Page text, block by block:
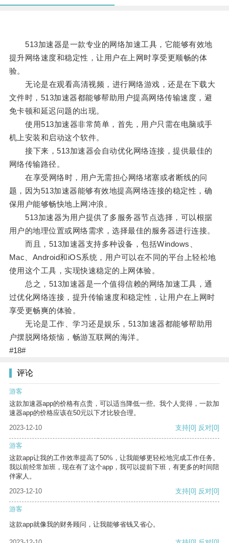
513加速器是一款专业的网络加速工具，它能够有效地
提升网络速度和稳定性，让用户在上网时享受更顺畅的体
验。
无论是在观看高清视频，进行网络游戏，还是在下载大
文件时，513加速器都能够帮助用户提高网络传输速度，避
免卡顿和延迟问题的出现。
使用513加速器非常简单，首先，用户只需在电脑或手
机上安装和启动这个软件。
接下来，513加速器会自动优化网络连接，提供最佳的
网络传输路径。
在享受网络时，用户无需担心网络堵塞或者断线的问
题，因为513加速器能够有效地提高网络连接的稳定性，确
保用户能够畅快地上网冲浪。
513加速器为用户提供了多服务器节点选择，可以根据
用户的地理位置或网络需求，选择最佳的服务器进行连接。
而且，513加速器支持多种设备，包括Windows、
Mac、Android和iOS系统，用户可以在不同的平台上轻松地
使用这个工具，实现快速稳定的上网体验。
总之，513加速器是一个值得信赖的网络加速工具，通
过优化网络连接，提升传输速度和稳定性，让用户在上网时
享受更畅爽的体验。
无论是工作、学习还是娱乐，513加速器都能够帮助用
户摆脱网络烦恼，畅游互联网的海洋。
#18#
评论
游客
这款加速器app的价格有点贵，可以适当降低一些。我个人觉得，一款加
速器app的价格应该在50元以下才比较合理。
2023-12-10
支持[0] 反对[0]
游客
这款app让我的工作效率提高了50%，让我能够更轻松地完成工作任务。
我以前经常加班，现在有了这个app，我可以提前下班，有更多的时间陪
伴家人。
2023-12-10
支持[0] 反对[0]
游客
这款app就像我的财务顾问，让我能够省钱又省心。